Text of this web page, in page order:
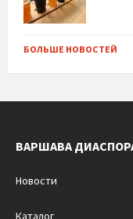
БОЛЬШЕ НОВОСТЕЙ
ВАРШАВА
Новости
Каталог